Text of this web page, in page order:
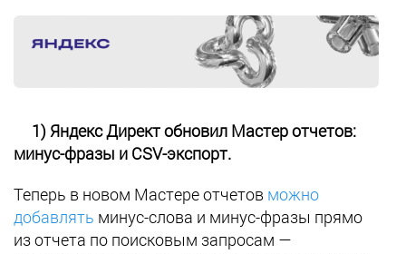
1) Яндекс Директ обновил Мастер отчетов:
минус-фразы и CSV-экспорт.
Теперь в новом Мастере отчетов можно
добавлять минус-слова и минус-фразы прямо
из отчета по поисковым запросам —